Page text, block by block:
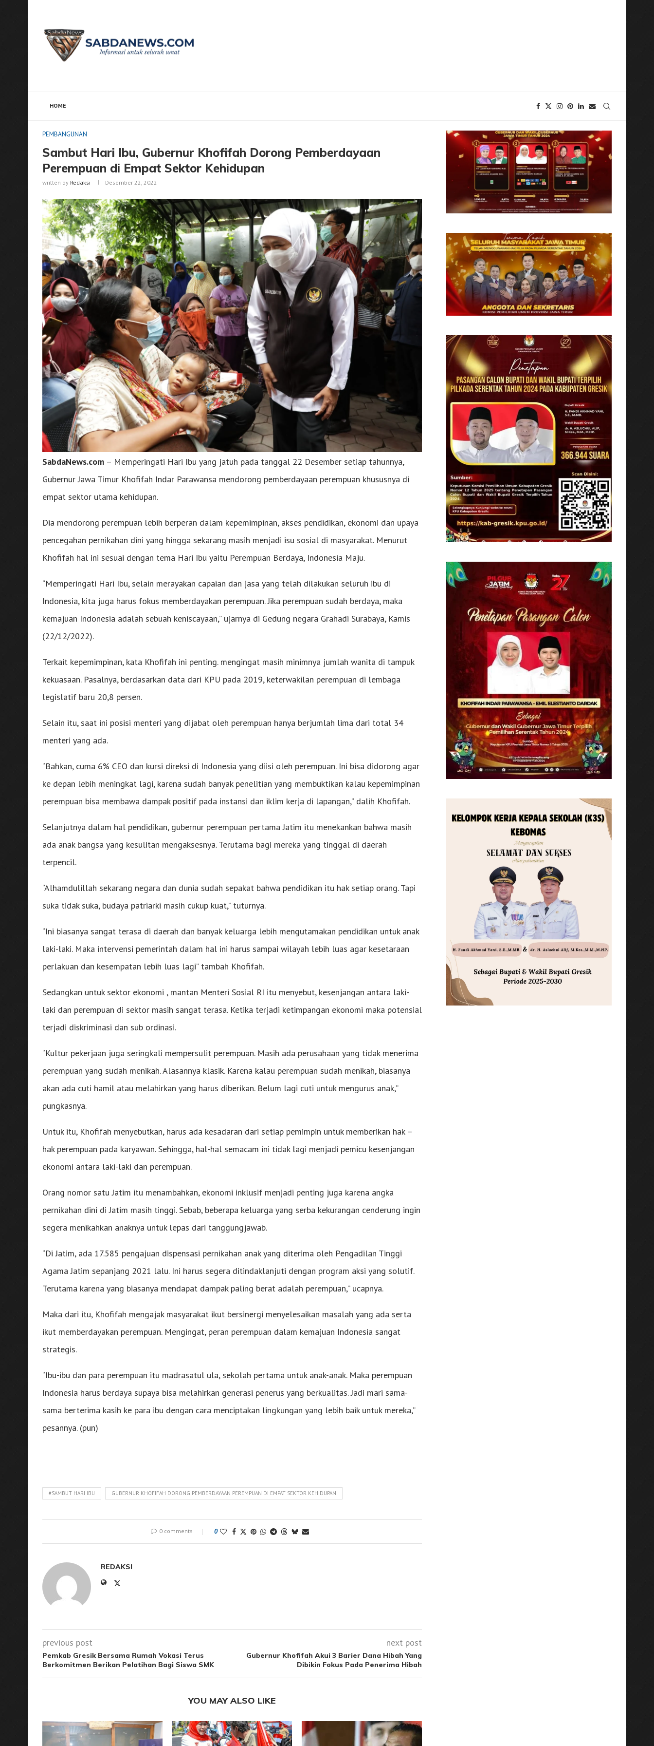
HOME
PEMBANGUNAN
Sambut Hari Ibu, Gubernur Khofifah Dorong Pemberdayaan
Perempuan di Empat Sektor Kehidupan
written by Redaksi Desember 22, 2022
SabdaNews.com – Memperingati Hari Ibu yang jatuh pada tanggal 22 Desember setiap tahunnya,
Gubernur Jawa Timur Khofifah Indar Parawansa mendorong pemberdayaan perempuan khususnya di
empat sektor utama kehidupan.
Dia mendorong perempuan lebih berperan dalam kepemimpinan, akses pendidikan, ekonomi dan upaya
pencegahan pernikahan dini yang hingga sekarang masih menjadi isu sosial di masyarakat. Menurut
Khofifah hal ini sesuai dengan tema Hari Ibu yaitu Perempuan Berdaya, Indonesia Maju.
“Memperingati Hari Ibu, selain merayakan capaian dan jasa yang telah dilakukan seluruh ibu di
Indonesia, kita juga harus fokus memberdayakan perempuan. Jika perempuan sudah berdaya, maka
kemajuan Indonesia adalah sebuah keniscayaan,” ujarnya di Gedung negara Grahadi Surabaya, Kamis
(22/12/2022).
Terkait kepemimpinan, kata Khofifah ini penting. mengingat masih minimnya jumlah wanita di tampuk
kekuasaan. Pasalnya, berdasarkan data dari KPU pada 2019, keterwakilan perempuan di lembaga
legislatif baru 20,8 persen.
Selain itu, saat ini posisi menteri yang dijabat oleh perempuan hanya berjumlah lima dari total 34
menteri yang ada.
“Bahkan, cuma 6% CEO dan kursi direksi di Indonesia yang diisi oleh perempuan. Ini bisa didorong agar
ke depan lebih meningkat lagi, karena sudah banyak penelitian yang membuktikan kalau kepemimpinan
perempuan bisa membawa dampak positif pada instansi dan iklim kerja di lapangan,” dalih Khofifah.
Selanjutnya dalam hal pendidikan, gubernur perempuan pertama Jatim itu menekankan bahwa masih
ada anak bangsa yang kesulitan mengaksesnya. Terutama bagi mereka yang tinggal di daerah
terpencil.
“Alhamdulillah sekarang negara dan dunia sudah sepakat bahwa pendidikan itu hak setiap orang. Tapi
suka tidak suka, budaya patriarki masih cukup kuat,” tuturnya.
“Ini biasanya sangat terasa di daerah dan banyak keluarga lebih mengutamakan pendidikan untuk anak
laki-laki. Maka intervensi pemerintah dalam hal ini harus sampai wilayah lebih luas agar kesetaraan
perlakuan dan kesempatan lebih luas lagi” tambah Khofifah.
Sedangkan untuk sektor ekonomi , mantan Menteri Sosial RI itu menyebut, kesenjangan antara laki-
laki dan perempuan di sektor masih sangat terasa. Ketika terjadi ketimpangan ekonomi maka potensial
terjadi diskriminasi dan sub ordinasi.
“Kultur pekerjaan juga seringkali mempersulit perempuan. Masih ada perusahaan yang tidak menerima
perempuan yang sudah menikah. Alasannya klasik. Karena kalau perempuan sudah menikah, biasanya
akan ada cuti hamil atau melahirkan yang harus diberikan. Belum lagi cuti untuk mengurus anak,”
pungkasnya.
Untuk itu, Khofifah menyebutkan, harus ada kesadaran dari setiap pemimpin untuk memberikan hak –
hak perempuan pada karyawan. Sehingga, hal-hal semacam ini tidak lagi menjadi pemicu kesenjangan
ekonomi antara laki-laki dan perempuan.
Orang nomor satu Jatim itu menambahkan, ekonomi inklusif menjadi penting juga karena angka
pernikahan dini di Jatim masih tinggi. Sebab, beberapa keluarga yang serba kekurangan cenderung ingin
segera menikahkan anaknya untuk lepas dari tanggungjawab.
“Di Jatim, ada 17.585 pengajuan dispensasi pernikahan anak yang diterima oleh Pengadilan Tinggi
Agama Jatim sepanjang 2021 lalu. Ini harus segera ditindaklanjuti dengan program aksi yang solutif.
Terutama karena yang biasanya mendapat dampak paling berat adalah perempuan,” ucapnya.
Maka dari itu, Khofifah mengajak masyarakat ikut bersinergi menyelesaikan masalah yang ada serta
ikut memberdayakan perempuan. Mengingat, peran perempuan dalam kemajuan Indonesia sangat
strategis.
“Ibu-ibu dan para perempuan itu madrasatul ula, sekolah pertama untuk anak-anak. Maka perempuan
Indonesia harus berdaya supaya bisa melahirkan generasi penerus yang berkualitas. Jadi mari sama-
sama berterima kasih ke para ibu dengan cara menciptakan lingkungan yang lebih baik untuk mereka,”
pesannya. (pun)
#SAMBUT HARI IBU GUBERNUR KHOFIFAH DORONG PEMBERDAYAAN PEREMPUAN DI EMPAT SEKTOR KEHIDUPAN
0 comments 0
REDAKSI
previous post
Pemkab Gresik Bersama Rumah Vokasi Terus
Berkomitmen Berikan Pelatihan Bagi Siswa SMK
next post
Gubernur Khofifah Akui 3 Barier Dana Hibah Yang
Dibikin Fokus Pada Penerima Hibah
YOU MAY ALSO LIKE